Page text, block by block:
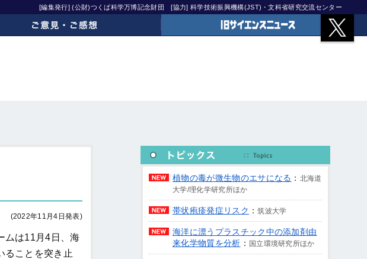
[編集発行] (公財)つくば科学万博記念財団 [協力] 科学技術振興機構(JST)・文科省研究交流センター
ご感想 旧サイエンスニュース
(2022年11月4日発表)
ムは11月4日、海
ることを突き止
植物の毒が微生物のエサになる ： 北海道
大学/理化学研究所ほか
帯状疱疹発症リスク ：筑波大学
海洋に漂うプラスチック中の添加剤由
来化学物質を分析 ： 国立環境研究所ほか